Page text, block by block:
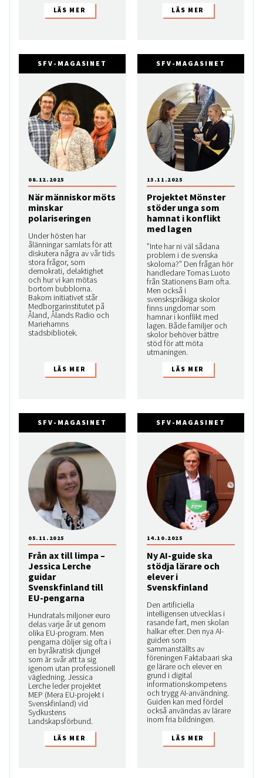
SFV-MAGASINET
När människor möts
minskar
polariseringen
Under hösten har
ålänningar samlats för att
diskutera några av vår tids
stora frågor, som
demokrati, delaktighet
och hur vi kan mötas
bortom bubblorna.
Bakom initiativet står
Medborgarinstitutet på
Åland, Ålands Radio och
Mariehamns
stadsbibliotek.
08.12.2025
SFV-MAGASINET
Projektet Mönster
stöder unga som
hamnat i konflikt
med lagen
”Inte har ni väl sådana
problem i de svenska
skolorna?” Den frågan hör
handledare Tomas Luoto
från Stationens Barn ofta.
Men också i
svenskspråkiga skolor
finns ungdomar som
hamnar i konflikt med
lagen. Både familjer och
skolor behöver bättre
stöd för att möta
utmaningen.
13.11.2025
SFV-MAGASINET
Från ax till limpa –
Jessica Lerche
guidar
Svenskfinland till
EU-pengarna
Hundratals miljoner euro
delas varje år ut genom
olika EU-program. Men
pengarna döljer sig ofta i
en byråkratisk djungel
som är svår att ta sig
igenom utan professionell
vägledning. Jessica
Lerche leder projektet
MEP (Mera EU-projekt i
Svenskfinland) vid
Sydkustens
Landskapsförbund.
05.11.2025
SFV-MAGASINET
Ny AI-guide ska
stödja lärare och
elever i
Svenskfinland
Den artificiella
intelligensen utvecklas i
rasande fart, men skolan
halkar efter. Den nya AI-
guiden som
sammanställts av
föreningen Faktabaari ska
ge lärare och elever en
grund i digital
informationskompetens
och trygg AI-användning.
Guiden kan med fördel
också användas av lärare
inom fria bildningen.
14.10.2025